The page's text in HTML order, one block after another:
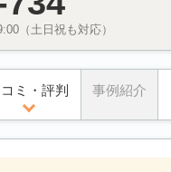
（土日祝も対応）
ミ・評判 事例紹介